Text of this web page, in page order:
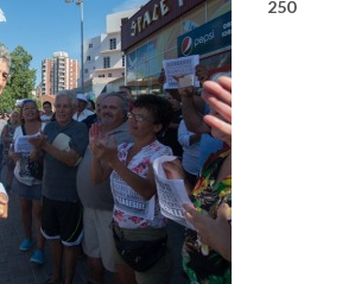
250